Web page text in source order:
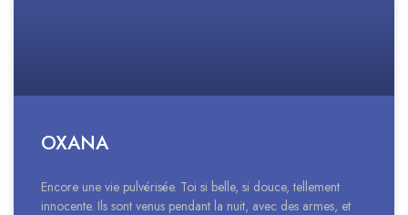
OXANA
Encore une vie pulvérisée. Toi si belle, si douce, tellement
innocente. Ils sont venus pendant la nuit, avec des armes, et